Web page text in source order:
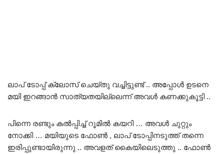
ലാപ്‌ ടോപ്പ് ക്ലോസ് ചെയ്തു വച്ചിട്ടുണ്ട് .. അപ്പോൾ ഉടനെ
മയി ഇറങ്ങാൻ സാത്യതയില്ലെന്ന് അവൾ കണക്കുകൂട്ടി ..
പിന്നെ രണ്ടും കൽപ്പിച്ച് റൂമിൽ കയറി … അവൾ ചുറ്റും
നോക്കി … മയിയുടെ ഫോൺ , ലാപ് ടോപ്പിനടുത്ത് തന്നെ
ഇരിപ്പുണ്ടായിരുന്നു .. അവളത് കൈയിലെടുത്തു .. ഫോൺ